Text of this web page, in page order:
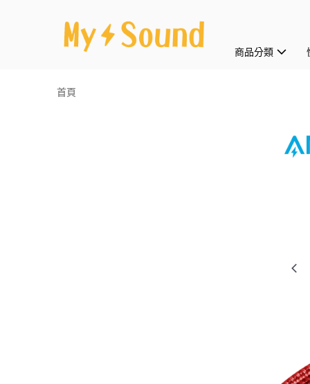
商品分類
首頁